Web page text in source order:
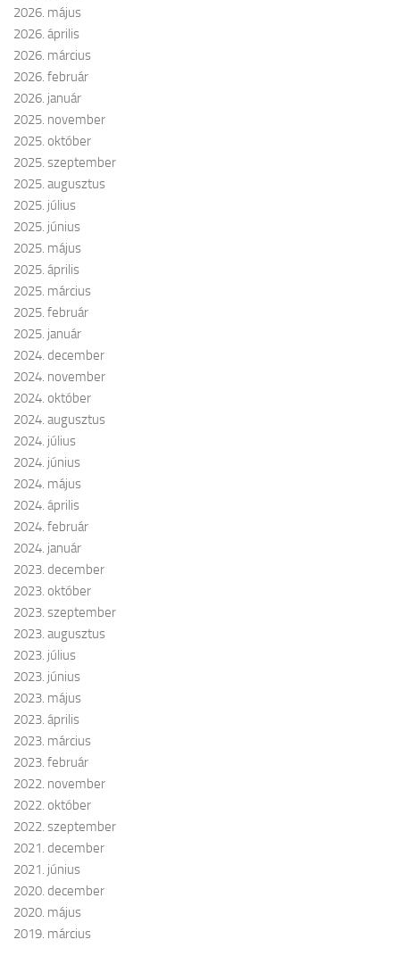
2026. május
2026. április
2026. március
2026. február
2026. január
2025. november
2025. október
2025. szeptember
2025. augusztus
2025. július
2025. június
2025. május
2025. április
2025. március
2025. február
2025. január
2024. december
2024. november
2024. október
2024. augusztus
2024. július
2024. június
2024. május
2024. április
2024. február
2024. január
2023. december
2023. október
2023. szeptember
2023. augusztus
2023. július
2023. június
2023. május
2023. április
2023. március
2023. február
2022. november
2022. október
2022. szeptember
2021. december
2021. június
2020. december
2020. május
2019. március